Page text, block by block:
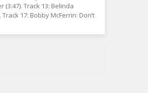
(3:47). Track 13: Belinda
17: Bobby McFerrin: Don’t